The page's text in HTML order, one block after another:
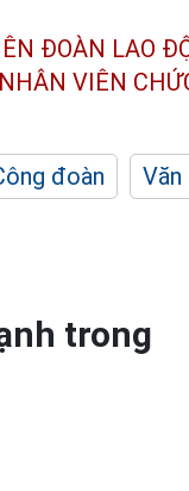
ĐOÀN LAO
VIÊN
đoàn
Văn
trong